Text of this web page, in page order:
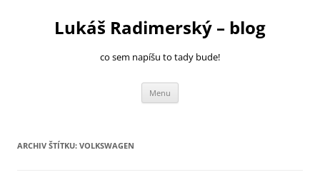
Lukáš Radimerský – blog
co sem napíšu to tady bude!
Menu
ARCHIV ŠTÍTKU: VOLKSWAGEN